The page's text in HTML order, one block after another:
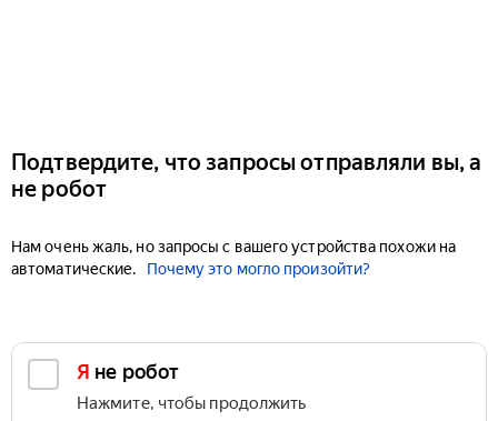
Подтвердите, что запросы отправляли вы, а
не робот
Нам очень жаль, но запросы с вашего устройства похожи на
автоматические.
Почему это могло произойти?
Я не робот
Нажмите, чтобы продолжить